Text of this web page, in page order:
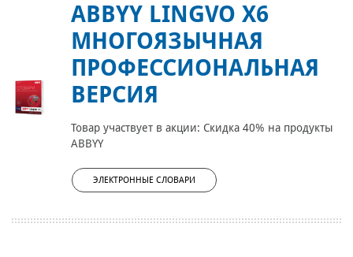
ABBYY LINGVO X6
МНОГОЯЗЫЧНАЯ
ПРОФЕССИОНАЛЬНАЯ
ВЕРСИЯ
Товар участвует в акции: Скидка 40% на продукты
ABBYY
ЭЛЕКТРОННЫЕ СЛОВАРИ